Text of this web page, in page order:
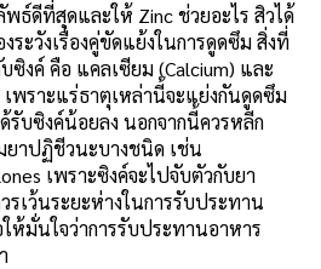
ธ์ดีที่สุดและให้ Zinc ช่วยอะไร สิวได้
ระวังเรื่องคู่ขัดแย้งในการดูดซึม สิ่งที่
งค์ คือ แคลเซียม (Calcium) และ
พราะแร่ธาตุเหล่านี้จะแย่งกันดูดซึม
รับซิงค์น้อยลง นอกจากนี้ควรหลีก
ยาปฏิชีวนะบางชนิด เช่น
เพราะซิงค์จะไปจับตัวกับยา
เว้นระยะห่างในการรับประทาน
ห้มั่นใจว่าการรับประทานอาหาร